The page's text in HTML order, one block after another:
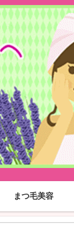
まつ毛美容